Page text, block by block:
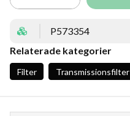
P573354
Relaterade kategorier
Filter Transmissionsfilter